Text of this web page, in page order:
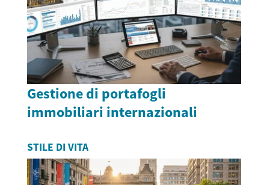
Gestione di portafogli
immobiliari internazionali
STILE DI VITA